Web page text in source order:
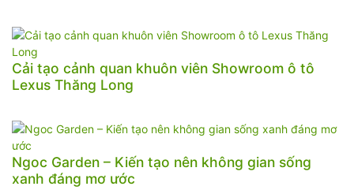
Cải tạo cảnh quan khuôn viên Showroom ô tô
Lexus Thăng Long
Ngoc Garden – Kiến tạo nên không gian sống
xanh đáng mơ ước